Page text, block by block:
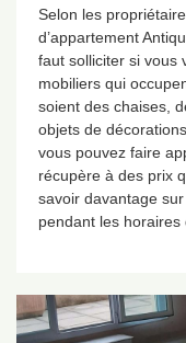
Selon les
d’appartement
faut solliciter si vous
mobiliers qui
soient des chaises,
objets de
vous pouvez faire
récupère à des prix
savoir davantage
pendant les horaires